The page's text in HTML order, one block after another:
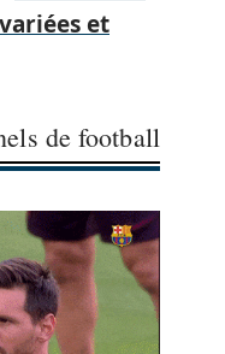
et
de football